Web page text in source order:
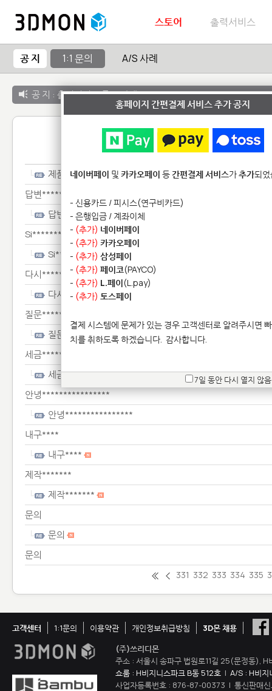
스토어 출력서비스
공 지 1:1 문의 A/S 사례
공 지 : 출력서비스 종료 안내
1:1 문
제품***
답변
답변
Si****************************************************
다시**********
다시**********
질문*****
질문*****
세금***************************
세금***************************
안녕****************
안녕****************
내구****
내구****
제작*******
제작*******
문의
문의
문의
331 332 333 334 335
고객센터 1:1문의 이용약관 개인정보취급방침
3D몬 채용
(주)쓰리디몬
주소 : 서울시 송파구 법원로11길 25(문정동),
쇼룸 : H비지니스파크 B동 512호 | A/S : H비지
사업자등록번호 : 876-87-00373 | 통신판매
홈페이지 간편결제 서비스 추가 공지
네이버페이 및 카카오페이 등간편결제 서비스가추가되
- 신용카드 / 피시스(연구비카드)
- 은행입금 / 계좌이체
- (추가) 네이버페이
- (추가) 카카오페이
- (추가) 삼성페이
- (추가) 페이코(PAYCO)
- (추가) L.페이(L.pay)
- (추가) 토스페이
결제 시스템에 문제가 있는 경우 고객센터로 알려주시면
치를 취하도록 하겠습니다. 감사합니다.
7일 동안 다시 열지 않음